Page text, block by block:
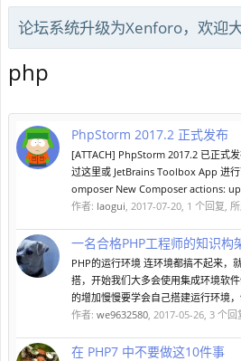
论坛系统升级为Xenforo，欢迎大
php
PhpStorm 2017.2 正式发布
[ATTACH] PhpStorm 2017.2 已正式
过这里或 JetBrains Toolbox App 进
omposer New Composer actions:
作者: laogui, 2017-07-20, 1 个回复,
一名合格PHP工程师的知识构
PHP的运行环境 连环境都搞不起来，
搭，开始我们大多会使用集成环境软
的增加慢慢要学会自己搭建运行环境
作者: we9632580, 2017-05-26, 3 个回
在 PHP7 中不要做这10件事